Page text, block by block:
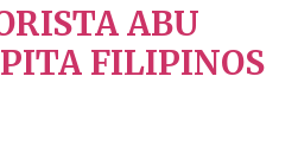
ABU
FILIPINOS